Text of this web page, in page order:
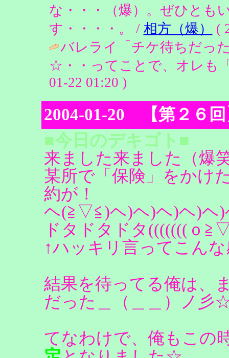
な・・・（爆）。ぜひとも
す・・・・。 / 相方（爆）
(
バレライ「チケ待ちだっ
☆・・ってことで、オレも
01-22 01:20 )
2004-01-20 【第２６
■今日のデキゴト■
来ました来ました（爆
某所で「保険」をかけ
約が！
ヘ(≧▽≦)ヘ)ヘ)ヘ)ヘ)ヘ
ドタドタドタ(((((((ｏ
↑ハッキリ言ってこん
結果を待ってる俺は、
だった＿（＿＿）ノ彡
てなわけで、俺もこの